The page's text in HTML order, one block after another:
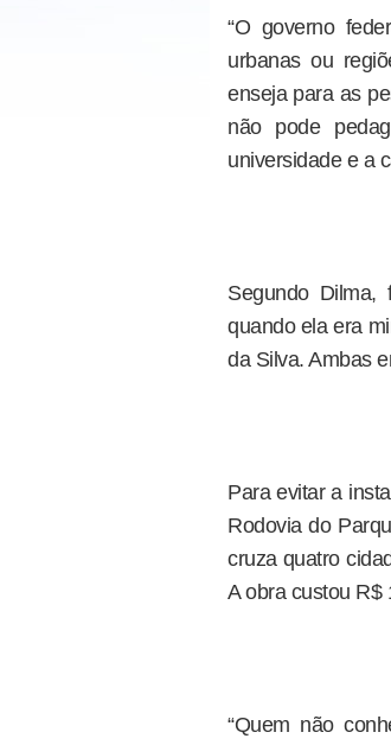
“O governo
urbanas ou
enseja para as
não pode
universidade e a
Segundo Dilma,
quando ela era
da Silva. Ambas
Para evitar a
Rodovia do
cruza quatro
A obra custou R$
“Quem não